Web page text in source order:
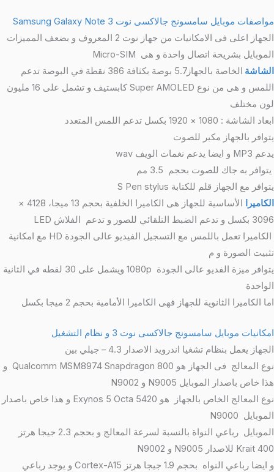
مواصفات موبايل سامسونج جالاكسى نوت Samsung Galaxy Note 3
الجهاز اعلى فى الامكانيات من جهاز نوت 2 المعروف و بضعف المميزات
الموبايل بشريحة اتصال واحدة و هى Micro-SIM
الشاشة
الخاصة بالجهاز5.7 بوصة بكثافة 386 نقطة في البوصة تدعم
اللمس و هى من نوع Super AMOLED كابستيف و تشمل على 16 مليون
لون مختلف
ابعاد الشاشة : 1080 × 1920 بكسل تدعم اللمس المتعدد
يتوافر بالجهاز مكبر للصوت
يدعم MP3 و ايضا يدعم نغمات الويف wav
يتوافر به جاك للصوت بحجم 3.5 مم
يتوافر مع الجهاز قلم للكتابة S Pen stylus
الكاميرا
الأساسية للجهاز هى الكاميرا الخلفية بحجم 13 ميجا، 4128 ×
3096 بكسل و تدعم الضبط التلقائي للصور و تدعم الفلاش LED
الكاميرا تعمل باللمس مع التسجيل الفيديو عالى الجودة HD مع امكانية
تثبيت الصورة و م
يتوافر ميزة الفديو
عالى الجودة 1080p ويشمل على 30 لقطه في الثانية
الواحدة
اما الكاميرا الثانوية للجهاز فهى الكاميرا الأمامية بحجم 2 ميجا بكسل
امكانيات موبايل سامسونج جالاكسى نوت 3 و نظام التشغيل
الجهاز يعمل بنظام تشغيا اندرويد الاصدار 4.3 – جيلي بين
نوع المعالج فى الجهاز هو Qualcomm MSM8974 Snapdragon 800 و
هذا خاص باصدار الموبايل N9005 و N9002
نوع المعالج الخاص بالجهاز هو Exynos 5 Octa 5420 و هذا خاص باصدار
الموبايل N9000
الموبايل رباعي النواة بالنسبة لسرعة المعالج و بحجم 2.3 جيجا هرتز
Krait 400 للاصدار N9005 و N9002
و ايضا رباعي النواه بحجم 1.9 جيجا هرتز Cortex-A15 و يوجد رباعي